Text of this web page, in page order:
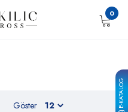
E-KATALOG
0
Göster